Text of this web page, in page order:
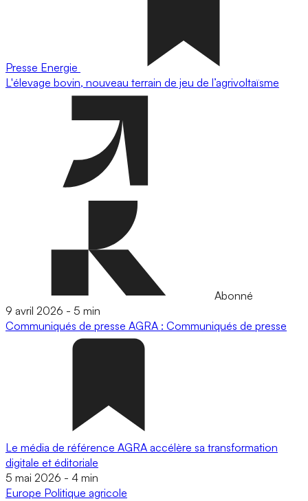
Presse Energie
L'élevage bovin, nouveau terrain de jeu de l’agrivoltaïsme
Abonné
9 avril 2026 - 5 min
Communiqués de presse AGRA : Communiqués de presse
Le média de référence AGRA accélère sa transformation
digitale et éditoriale
5 mai 2026 - 4 min
Europe Politique agricole